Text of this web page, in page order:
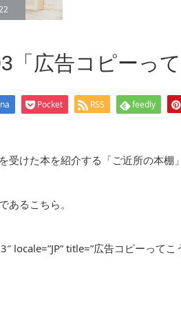
「広告コピーっ
Pocket RSS feedly
受けた本を紹介する「ご近所の本棚
あるこちら。
locale=”JP” title=”広告コピーってこ